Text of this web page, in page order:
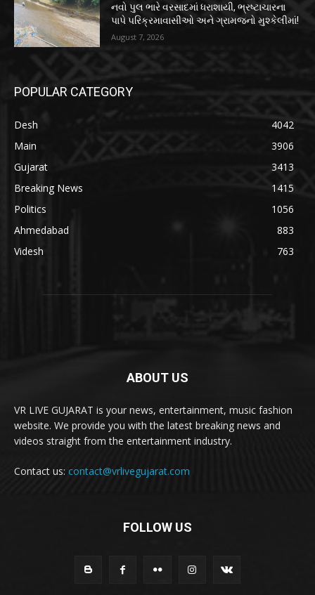
નવો પુલ ભારે વરસાદમાં ધરાશાયી, ભ્રષ્ટાચારના
પાપે પરિક્રમાવાસીઓ અને ગ્રામજનો મુશ્કેલીમાં!
August 7, 2026
POPULAR CATEGORY
Desh
4042
Main
3906
Gujarat
3413
Breaking News
1415
Politics
1056
Ahmedabad
883
Videsh
763
ABOUT US
VR LIVE GUJARAT is your news, entertainment, music fashion
website. We provide you with the latest breaking news and
videos straight from the entertainment industry.
Contact us: contact@vrlivegujarat.com
FOLLOW US